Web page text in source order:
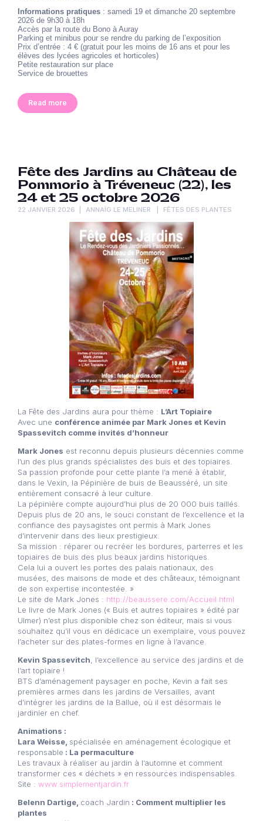
Informations pratiques : samedi 19 et dimanche 20 septembre
2026 de 9h30 à 18h
Accès par la route du Bono à Auray
Parking et minibus pour se rendre du parking de l’exposition
Prix d’entrée : 4 € (gratuit pour les moins de 16 ans et pour les
élèves des lycées agricoles et horticoles)
Petite restauration sur place
Service de brouettes
Read more
Fête des Jardins au Château de
Pommorio à Tréveneuc (22), les
24 et 25 octobre 2026
22 JANVIER 2026 ANNAÏG LE MELINER FÊTES DES PLANTES
La Fête des Jardins aura pour thème : L’Art Topiaire
Avec une conférence animée par Mark Jones et Kevin
Spassevitch comme invités d’honneur
Mark Jones est reconnu depuis plusieurs décennies comme
l’un des plus grands spécialistes des buis et des topiaires.
Sa passion profonde pour cette plante l’a mené à établir,
dans le Vexin, la Pépinière de buis de Beausséré, un site
entièrement consacré à leur culture.
La pépinière compte aujourd’hui plus de 20 000 buis taillés.
Depuis plus de 20 ans, le souci constant de l’excellence et la
confiance des paysagistes ont permis à Mark Jones
d’intervenir dans des lieux prestigieux.
Sa mission : réparer ou recréer les bordures, parterres et les
topiaires de buis des plus beaux jardins historiques.
Cela lui a ouvert les portes des palais nationaux, des
musées, des maisons de mode et des châteaux, témoignant
de son expertise incontestée. »
Le site de Mark Jones : http://beaussere.com/Accueil.html
Le livre de Mark Jones (« Buis et autres topiaires » édité par
Ulmer) n’est plus disponible chez son éditeur, mais si vous
souhaitez qu’il vous en dédicace un exemplaire, vous pouvez
l’acheter sur des plates-formes en ligne à l’avance.
Kevin Spassevitch , l’excellence au service des jardins et de
l’art topiaire !
BTS d’aménagement paysager en poche, Kevin a fait ses
premières armes dans les jardins de Versailles, avant
d’intégrer les jardins de la Ballue, où il est désormais le
jardinier en chef.
Animations :
Lara Weisse, spécialisée en aménagement écologique et
responsable : La permaculture
Les travaux à réaliser au jardin à l’automne et comment
transformer ces « déchets » en ressources indispensables.
Site : www.simplementjardin.fr
Belenn Dartige, coach Jardin : Comment multiplier les
plantes